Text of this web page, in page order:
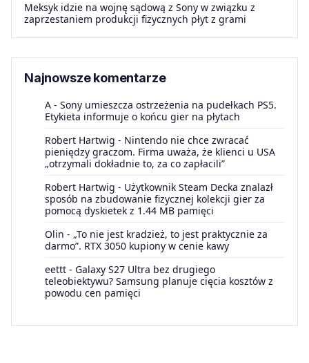
Meksyk idzie na wojnę sądową z Sony w związku z
zaprzestaniem produkcji fizycznych płyt z grami
Najnowsze komentarze
A - Sony umieszcza ostrzeżenia na pudełkach PS5.
Etykieta informuje o końcu gier na płytach
Robert Hartwig - Nintendo nie chce zwracać
pieniędzy graczom. Firma uważa, że klienci u USA
„otrzymali dokładnie to, za co zapłacili”
Robert Hartwig - Użytkownik Steam Decka znalazł
sposób na zbudowanie fizycznej kolekcji gier za
pomocą dyskietek z 1.44 MB pamięci
Olin - „To nie jest kradzież, to jest praktycznie za
darmo”. RTX 3050 kupiony w cenie kawy
eettt - Galaxy S27 Ultra bez drugiego
teleobiektywu? Samsung planuje cięcia kosztów z
powodu cen pamięci